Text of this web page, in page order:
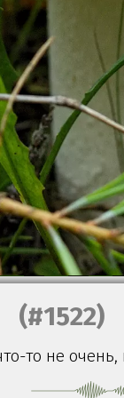
(#1522)
то не